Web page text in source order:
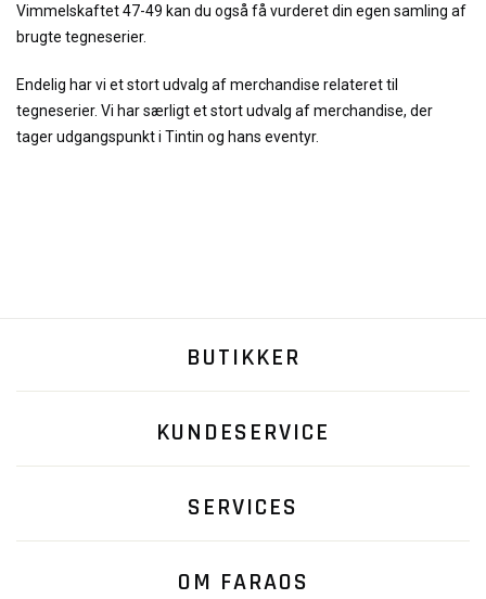
Vimmelskaftet 47-49 kan du også få vurderet din egen samling af
brugte tegneserier.
Endelig har vi et stort udvalg af merchandise relateret til
tegneserier. Vi har særligt et stort udvalg af merchandise, der
tager udgangspunkt i Tintin og hans eventyr.
BUTIKKER
KUNDESERVICE
SERVICES
OM FARAOS